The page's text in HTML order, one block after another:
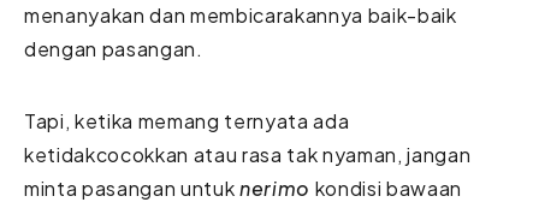
menanyakan dan membicarakannya baik-baik
dengan pasangan.
Tapi, ketika memang ternyata ada
ketidakcocokkan atau rasa tak nyaman, jangan
minta pasangan untuknerimo kondisi bawaan